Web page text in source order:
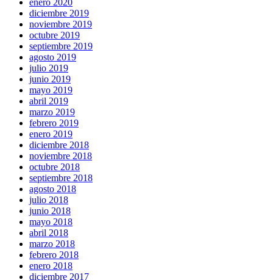
diciembre 2019
noviembre 2019
octubre 2019
septiembre 2019
agosto 2019
julio 2019
junio 2019
mayo 2019
abril 2019
marzo 2019
febrero 2019
enero 2019
diciembre 2018
noviembre 2018
octubre 2018
septiembre 2018
agosto 2018
julio 2018
junio 2018
mayo 2018
abril 2018
marzo 2018
febrero 2018
enero 2018
diciembre 2017